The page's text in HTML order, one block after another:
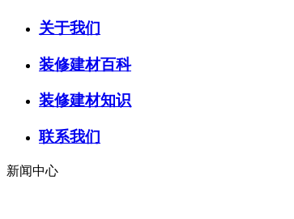
关于我们
装修建材百科
装修建材知识
联系我们
新闻中心